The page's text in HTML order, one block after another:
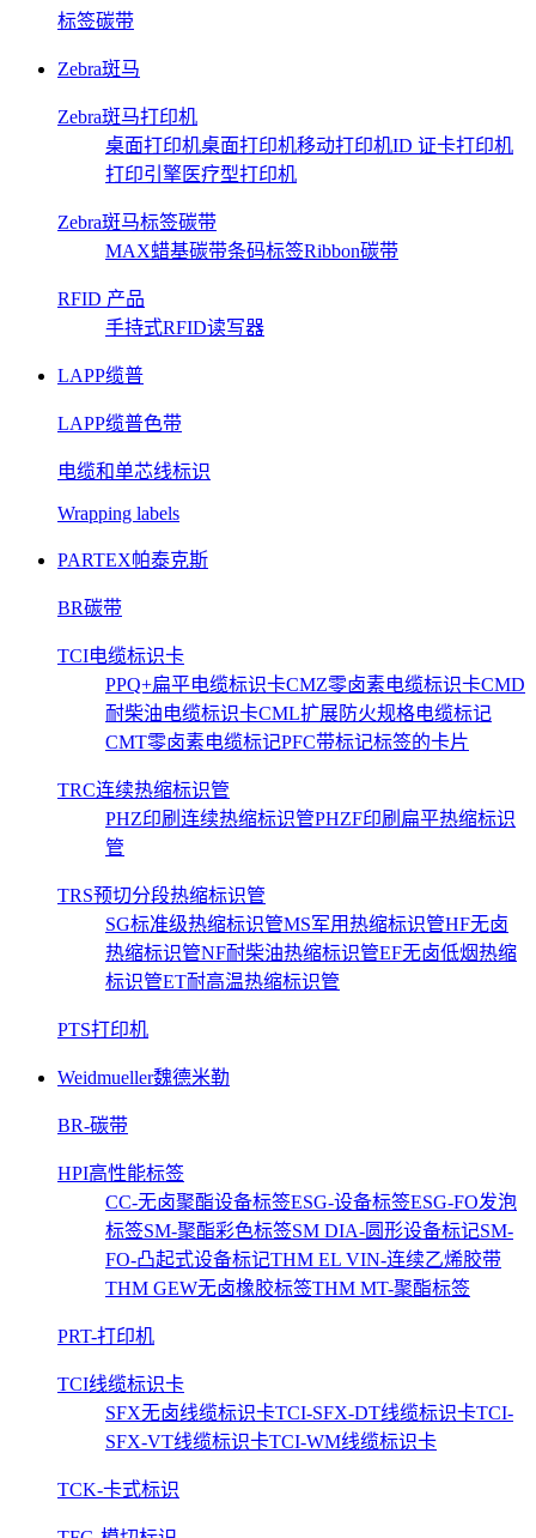
标签碳带
Zebra斑马
Zebra斑马打印机
桌面打印机桌面打印机移动打印机ID 证卡打印机
打印引擎医疗型打印机
Zebra斑马标签碳带
MAX蜡基碳带条码标签Ribbon碳带
RFID 产品
手持式RFID读写器
LAPP缆普
LAPP缆普色带
电缆和单芯线标识
Wrapping labels
PARTEX帕泰克斯
BR碳带
TCI电缆标识卡
PPQ+扁平电缆标识卡CMZ零卤素电缆标识卡CMD
耐柴油电缆标识卡CML扩展防火规格电缆标记
CMT零卤素电缆标记PFC带标记标签的卡片
TRC连续热缩标识管
PHZ印刷连续热缩标识管PHZF印刷扁平热缩标识
管
TRS预切分段热缩标识管
SG标准级热缩标识管MS军用热缩标识管HF无卤
热缩标识管NF耐柴油热缩标识管EF无卤低烟热缩
标识管ET耐高温热缩标识管
PTS打印机
Weidmueller魏德米勒
BR-碳带
HPI高性能标签
CC-无卤聚酯设备标签ESG-设备标签ESG-FO发泡
标签SM-聚酯彩色标签SM DIA-圆形设备标记SM-
FO-凸起式设备标记THM EL VIN-连续乙烯胶带
THM GEW无卤橡胶标签THM MT-聚酯标签
PRT-打印机
TCI线缆标识卡
SFX无卤线缆标识卡TCI-SFX-DT线缆标识卡TCI-
SFX-VT线缆标识卡TCI-WM线缆标识卡
TCK-卡式标识